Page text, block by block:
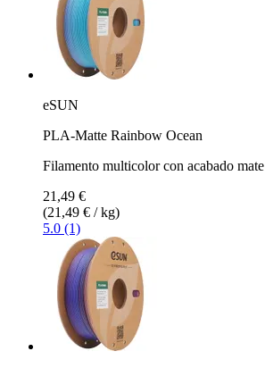
eSUN
PLA-Matte Rainbow Ocean
Filamento multicolor con acabado mate
21,49 €
(21,49 € / kg)
5.0 (1)